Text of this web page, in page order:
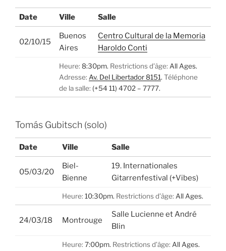
Date Ville Salle
02/10/15
Buenos
Aires
Centro Cultural de la Memoria
Haroldo Conti
Heure: 8:30pm. Restrictions d’âge: All Ages.
Adresse: Av. Del Libertador 8151. Téléphone
de la salle: (+54 11) 4702 – 7777.
Tomás Gubitsch (solo)
Date Ville Salle
05/03/20
Biel-
Bienne
19. Internationales
Gitarrenfestival (+Vibes)
Heure: 10:30pm. Restrictions d’âge: All Ages.
24/03/18 Montrouge
Salle Lucienne et André
Blin
Heure: 7:00pm. Restrictions d’âge: All Ages.